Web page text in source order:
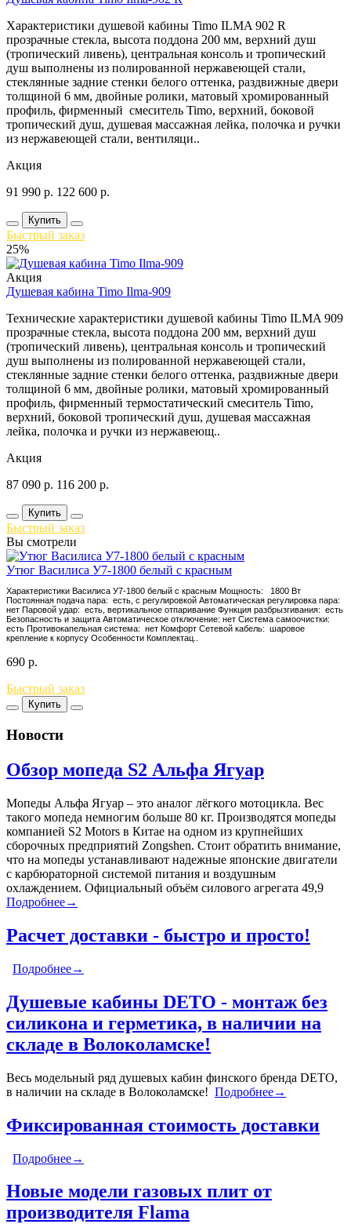
Характеристики душевой кабины Timo ILMA 902 R
прозрачные стекла, высота поддона 200 мм, верхний душ
(тропический ливень), центральная консоль и тропический
душ выполнены из полированной нержавеющей стали,
стеклянные задние стенки белого оттенка, раздвижные двери
толщиной 6 мм, двойные ролики, матовый хромированный
профиль, фирменный смеситель Timo, верхний, боковой
тропический душ, душевая массажная лейка, полочка и ручки
из нержавеющей стали, вентиляци..
Акция
91 990 р. 122 600 р.
Купить
Быстрый заказ
25%
Акция
Душевая кабина Timo Ilma-909
Технические характеристики душевой кабины Timo ILMA 909
прозрачные стекла, высота поддона 200 мм, верхний душ
(тропический ливень), центральная консоль и тропический
душ выполнены из полированной нержавеющей стали,
стеклянные задние стенки белого оттенка, раздвижные двери
толщиной 6 мм, двойные ролики, матовый хромированный
профиль, фирменный термостатический смеситель Timo,
верхний, боковой тропический душ, душевая массажная
лейка, полочка и ручки из нержавеющ..
Акция
87 090 р. 116 200 р.
Купить
Быстрый заказ
Вы смотрели
Утюг Василиса У7-1800 белый с красным
Характеристики Василиса У7-1800 белый с красным Мощность: 1800 Вт
Постоянная подача пара: есть, с регулировкой Автоматическая регулировка пара:
нет Паровой удар: есть, вертикальное отпаривание Функция разбрызгивания: есть
Безопасность и защита Автоматическое отключение: нет Система самоочистки:
есть Противокапельная система: нет Комфорт Сетевой кабель: шаровое
крепление к корпусу Особенности Комплектац..
690 р.
Быстрый заказ
Купить
Новости
Обзор мопеда S2 Альфа Ягуар
Мопеды Альфа Ягуар – это аналог лёгкого мотоцикла. Вес
такого мопеда немногим больше 80 кг. Производятся мопеды
компанией S2 Motors в Китае на одном из крупнейших
сборочных предприятий Zongshen. Стоит обратить внимание,
что на мопеды устанавливают надежные японские двигатели
с карбюраторной системой питания и воздушным
охлаждением. Официальный объём силового агрегата 49,9
Подробнее→
Расчет доставки - быстро и просто!
Подробнее→
Душевые кабины DETO - монтаж без
силикона и герметика, в наличии на
складе в Волоколамске!
Весь модельный ряд душевых кабин финского бренда DETO,
в наличии на складе в Волоколамске! Подробнее→
Фиксированная стоимость доставки
Подробнее→
Новые модели газовых плит от
производителя Flama